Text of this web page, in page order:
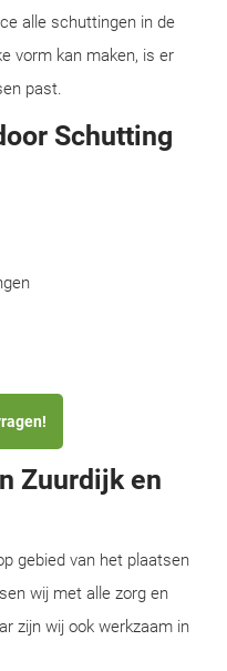
alle schuttingen in de
vorm kan maken, is er
past.
Schutting
Zuurdijk en
gebied van het plaatsen
wij met alle zorg en
zijn wij ook werkzaam in